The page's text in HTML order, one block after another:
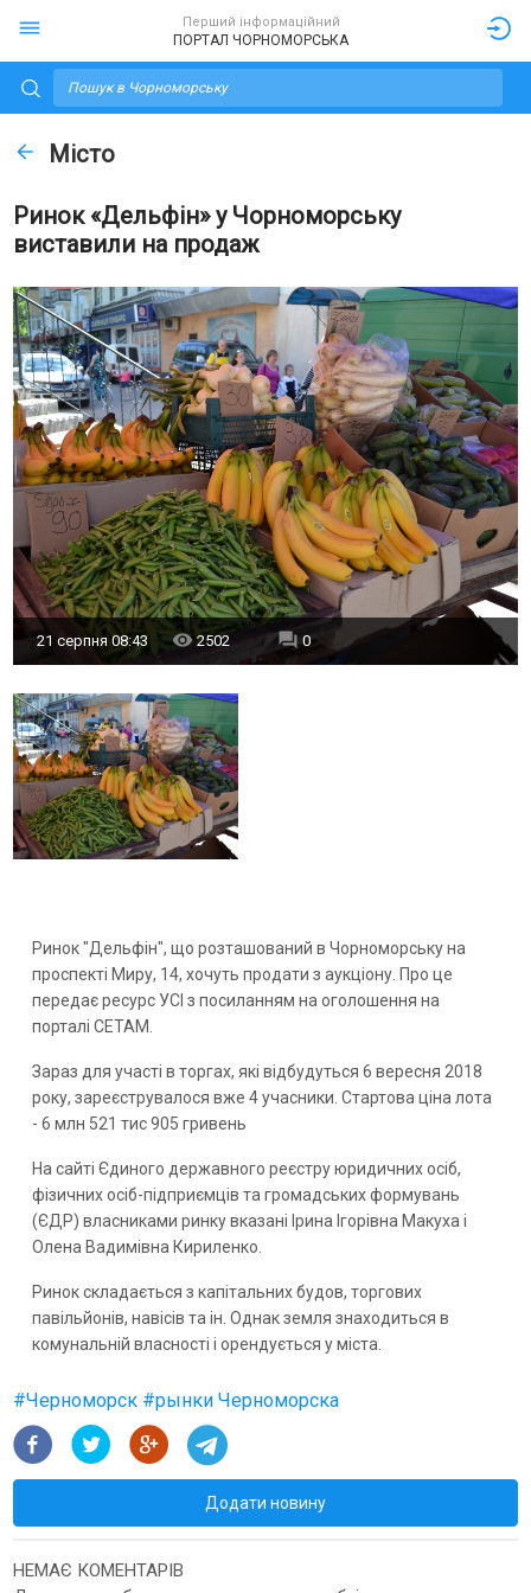
Перший інформаційний
ПОРТАЛ ЧОРНОМОРСЬКА
Місто
Ринок «Дельфін» у Чорноморську
виставили на продаж
21 серпня 08:43 2502 0
Ринок "Дельфін", що розташований в Чорноморську на
проспекті Миру, 14, хочуть продати з аукціону. Про це
передає ресурс УСІ з посиланням на оголошення на
порталі СЕТАМ.
Зараз для участі в торгах, які відбудуться 6 вересня 2018
року, зареєструвалося вже 4 учасники. Стартова ціна лота
- 6 млн 521 тис 905 гривень
На сайті Єдиного державного реєстру юридичних осіб,
фізичних осіб-підприємців та громадських формувань
(ЄДР) власниками ринку вказані Ірина Ігорівна Макуха і
Олена Вадимівна Кириленко.
Ринок складається з капітальних будов, торгових
павільйонів, навісів та ін. Однак земля знаходиться в
комунальній власності і орендується у міста.
#Черноморск #рынки Черноморска
Додати новину
НЕМАЄ КОМЕНТАРІВ